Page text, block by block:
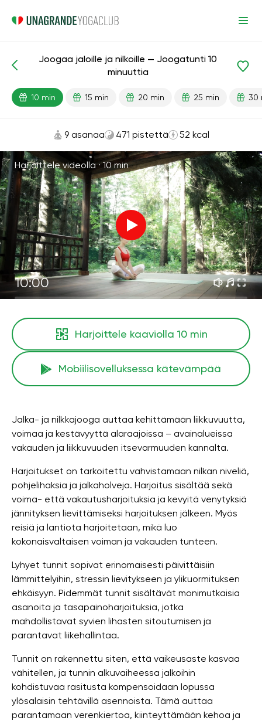
Jalat Nivelet
Joogaa jaloille ja nilkoille — Joogatunti 10
minuuttia
10 min 15 min 20 min 25 min 30
9 asanaa 471 pistettä 52 kcal
Harjoittele videolla ·10 min
10:00
Harjoittele kaaviolla 10 min
Mobiilisovelluksessa kätevämpää
Jalka- ja nilkkajooga auttaa kehittämään liikkuvuutta,
voimaa ja kestävyyttä alaraajoissa – avainalueissa
vakauden ja liikkuvuuden itsevarmuuden kannalta.
Harjoitukset on tarkoitettu vahvistamaan nilkan niveliä,
pohjelihaksia ja jalkaholveja. Harjoitus sisältää sekä
voima- että vakautusharjoituksia ja kevyitä venytyksiä
jännityksen lievittämiseksi harjoituksen jälkeen. Myös
reisiä ja lantiota harjoitetaan, mikä luo
kokonaisvaltaisen voiman ja vakauden tunteen.
Lyhyet tunnit sopivat erinomaisesti päivittäisiin
lämmittelyihin, stressin lievitykseen ja ylikuormituksen
ehkäisyyn. Pidemmät tunnit sisältävät monimutkaisia ​​
asanoita ja tasapainoharjoituksia, jotka
mahdollistavat syvien lihasten sitoutumisen ja
parantavat liikehallintaa.
Tunnit on rakennettu siten, että vaikeusaste kasvaa
vähitellen, ja tunnin alkuvaiheessa jalkoihin
kohdistuvaa rasitusta kompensoidaan lopussa
ylösalaisin tehtävillä asennoista. Tämä auttaa
parantamaan verenkiertoa, kiinteyttämään kehoa ja